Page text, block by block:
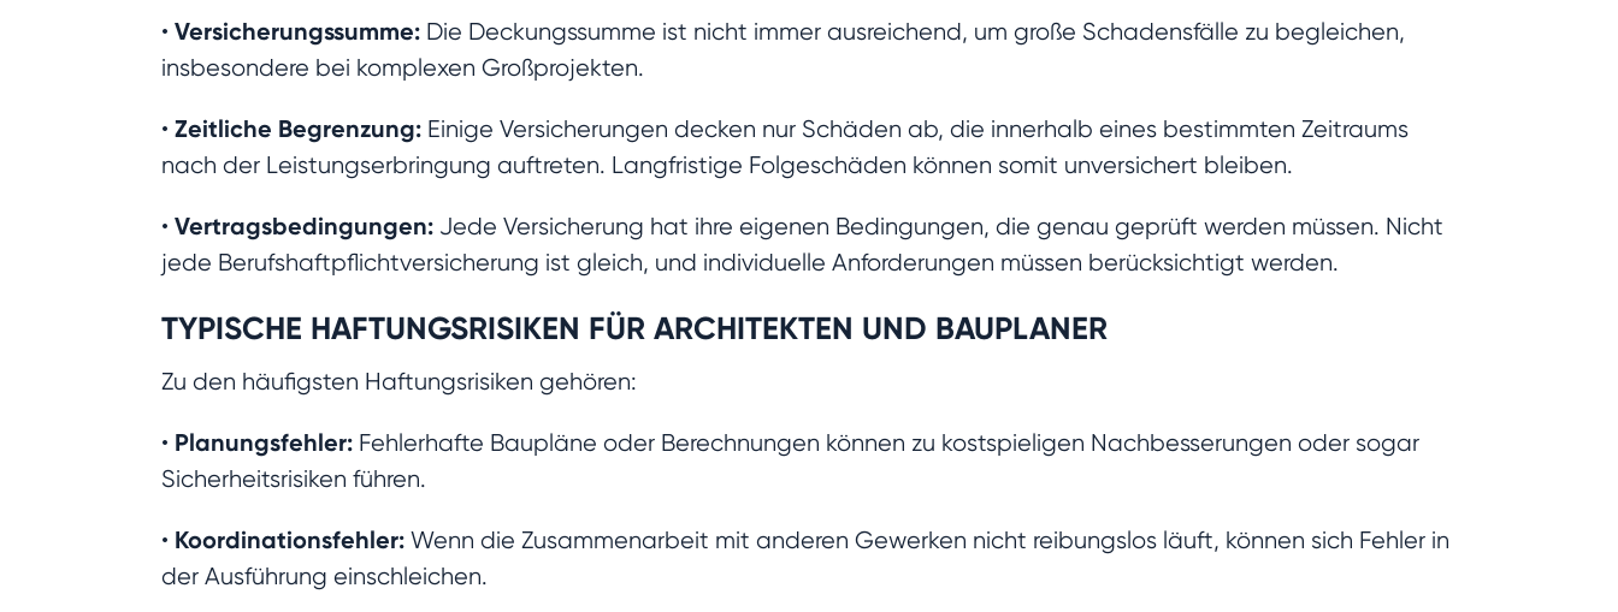
•Versicherungssumme: Die Deckungssumme ist nicht immer ausreichend, um große Schadensfälle zu begleichen,
insbesondere bei komplexen Großprojekten.
•Zeitliche Begrenzung: Einige Versicherungen decken nur Schäden ab, die innerhalb eines bestimmten Zeitraums
nach der Leistungserbringung auftreten. Langfristige Folgeschäden können somit unversichert bleiben.
•Vertragsbedingungen: Jede Versicherung hat ihre eigenen Bedingungen, die genau geprüft werden müssen. Nicht
jede Berufshaftpflichtversicherung ist gleich, und individuelle Anforderungen müssen berücksichtigt werden.
TYPISCHE HAFTUNGSRISIKEN FÜR ARCHITEKTEN UND BAUPLANER
Zu den häufigsten Haftungsrisiken gehören:
• Planungsfehler: Fehlerhafte Baupläne oder Berechnungen können zu kostspieligen Nachbesserungen oder sogar
Sicherheitsrisiken führen.
• Koordinationsfehler: Wenn die Zusammenarbeit mit anderen Gewerken nicht reibungslos läuft, können sich Fehler in
der Ausführung einschleichen.